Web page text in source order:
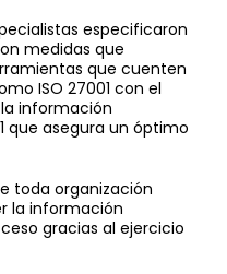
especificaron
medidas que
que cuenten
ISO 27001 con el
información
que asegura un óptimo
toda organización
la información
gracias al ejercicio